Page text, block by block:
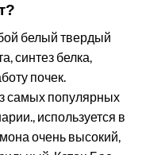
белый твердый
синтез белка,
почек.
самых популярных
используется в
очень высокий,